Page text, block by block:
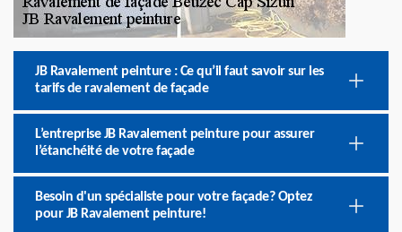
JB Ravalement peinture : Ce qu’il faut savoir sur les
tarifs de ravalement de façade
L’entreprise JB Ravalement peinture pour assurer
l’étanchéité de votre façade
Besoin d'un spécialiste pour votre façade? Optez
pour JB Ravalement peinture!